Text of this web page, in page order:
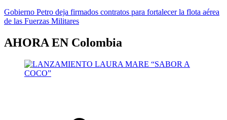
Gobierno Petro deja firmados contratos para fortalecer la flota aérea
de las Fuerzas Militares
AHORA EN Colombia